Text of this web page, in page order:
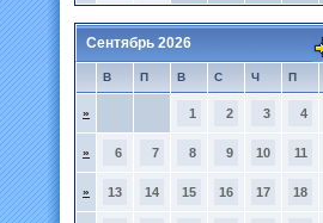
Сентябрь 2026
В П В С Ч П
» 1 2 3 4
» 6 7 8 9 10 11
» 13 14 15 16 17 18